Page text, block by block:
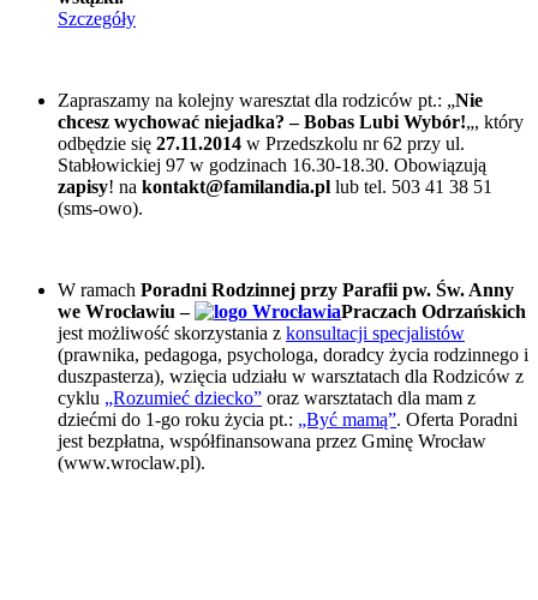
Szczegóły
Zapraszamy na kolejny waresztat dla rodziców pt.: „Nie
chcesz wychować niejadka? – Bobas Lubi Wybór!„, który
odbędzie się 27.11.2014 w Przedszkolu nr 62 przy ul.
Stabłowickiej 97 w godzinach 16.30-18.30. Obowiązują
zapisy! na kontakt@familandia.pl lub tel. 503 41 38 51
(sms-owo).
W ramach Poradni Rodzinnej przy Parafii pw. Św. Anny
we Wrocławiu –
Praczach Odrzańskich
jest możliwość skorzystania z konsultacji specjalistów
(prawnika, pedagoga, psychologa, doradcy życia rodzinnego i
duszpasterza), wzięcia udziału w warsztatach dla Rodziców z
cyklu „Rozumieć dziecko” oraz warsztatach dla mam z
dziećmi do 1-go roku życia pt.: „Być mamą”. Oferta Poradni
jest bezpłatna, współfinansowana przez Gminę Wrocław
(www.wroclaw.pl).